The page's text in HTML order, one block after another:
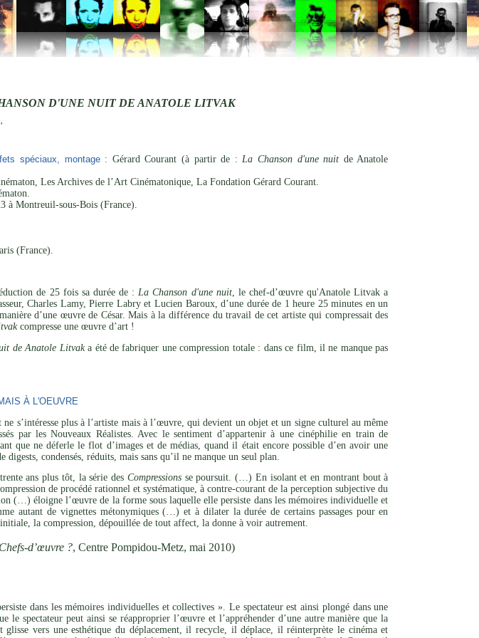
D'UNE NUIT DE ANATOLE LITVAK
spéciaux, montage : Gérard Courant (à partir de : La Chanson d'une nuit de Anatole
Les Archives de l’Art Cinématonique, La Fondation Gérard Courant.
à Montreuil-sous-Bois (France).
(France).
de 25 fois sa durée de :La Chanson d'une nuit, le chef-d’œuvre qu'Anatole Litvak a
Charles Lamy, Pierre Labry et Lucien Baroux, d’une durée de 1 heure 25 minutes en un
d’une œuvre de César. Mais à la différence du travail de cet artiste qui compressait des
compresse une œuvre d’art !
de Anatole Litvaka été de fabriquer une compression totale : dans ce film, il ne manque pas
À L'OEUVRE
ne s’intéresse plus à l’artiste mais à l’œuvre, qui devient un objet et un signe culturel au même
par les Nouveaux Réalistes. Avec le sentiment d’appartenir à une cinéphilie en train de
que ne déferle le flot d’images et de médias, quand il était encore possible d’en avoir une
condensés, réduits, mais sans qu’il ne manque un seul plan.
ans plus tôt, la série des Compressionsse poursuit. (…) En isolant et en montrant bout à
de procédé rationnel et systématique, à contre-courant de la perception subjective du
(…) éloigne l’œuvre de la forme sous laquelle elle persiste dans les mémoires individuelle et
autant de vignettes métonymiques (…) et à dilater la durée de certains passages pour en
la compression, dépouillée de tout affect, la donne à voir autrement.
Chefs-d’œuvre ?, Centre Pompidou-Metz, mai 2010)
dans les mémoires individuelles et collectives ». Le spectateur est ainsi plongé dans une
le spectateur peut ainsi se réapproprier l’œuvre et l’appréhender d’une autre manière que la
vers une esthétique du déplacement, il recycle, il déplace, il réinterprète le cinéma et